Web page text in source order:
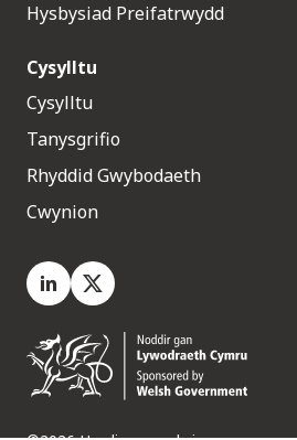
Hysbysiad Preifatrwydd
Cysylltu
Cysylltu
Tanysgrifio
Rhyddid Gwybodaeth
Cwynion
LinkedIn
X.com